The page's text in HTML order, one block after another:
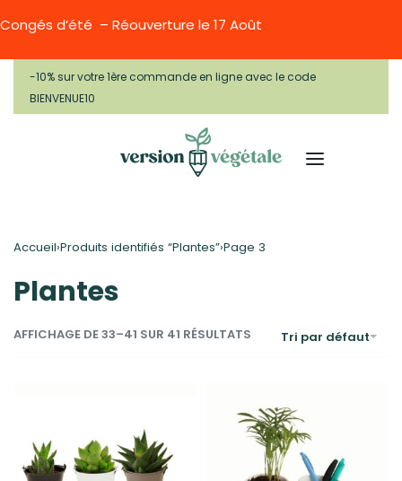
Congés d’été – Réouverture le 17 Août
-10% sur votre 1ère commande en ligne avec le code
BIENVENUE10
Accueil›Produits identifiés “Plantes”›Page 3
Plantes
AFFICHAGE DE 33–41 SUR 41 RÉSULTATS Tri par défaut